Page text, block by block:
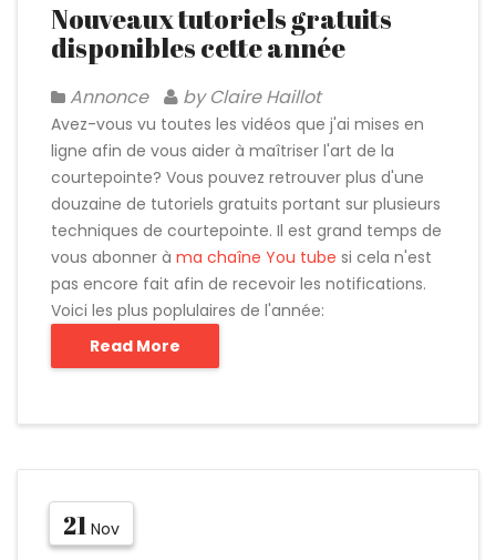
Nouveaux tutoriels gratuits
disponibles cette année
Annonce by Claire Haillot
Avez-vous vu toutes les vidéos que j'ai mises en
ligne afin de vous aider à maîtriser l'art de la
courtepointe? Vous pouvez retrouver plus d'une
douzaine de tutoriels gratuits portant sur plusieurs
techniques de courtepointe. Il est grand temps de
vous abonner à ma chaîne You tube si cela n'est
pas encore fait afin de recevoir les notifications.
Voici les plus poplulaires de l'année:
Read More
21 Nov